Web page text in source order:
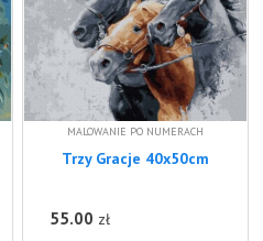
MALOWANIE PO NUMERACH
Trzy Gracje 40x50cm
55.00 zł